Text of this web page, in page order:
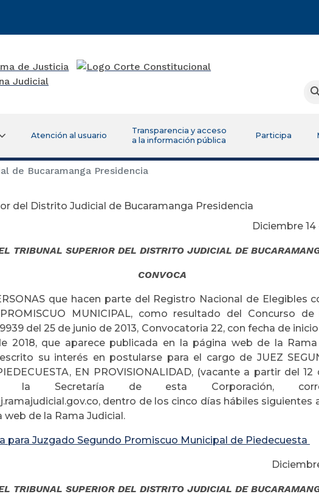
Atención al usuario
Transparencia y acceso
a la información pública
Participa
de Bucaramanga Presidencia
del Distrito Judicial de Bucaramanga Presidencia
14 de
TRIBUNAL SUPERIOR DEL DISTRITO JUDICIAL DE
CONVOCA
que hacen parte del Registro Nacional de Elegibles
MUNICIPAL, como resultado del Concurso
del 25 de junio de 2013, Convocatoria 22, con fecha de
2018, que aparece publicada en la página web de la Rama
su interés en postularse para el cargo de JUEZ
EN PROVISIONALIDAD, (vacante a partir del
la Secretaría de esta Corporación,
dentro de los cinco días hábiles siguientes
web de la Rama Judicial.
para Juzgado Segundo Promiscuo Municipal de Piedecuesta
14 de
TRIBUNAL SUPERIOR DEL DISTRITO JUDICIAL DE